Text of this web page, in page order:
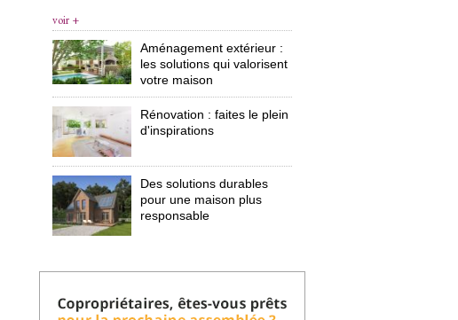
voir +
Aménagement extérieur :
les solutions qui valorisent
votre maison
Rénovation : faites le plein
d'inspirations
Des solutions durables
pour une maison plus
responsable